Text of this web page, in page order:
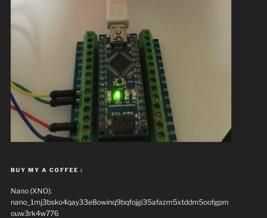
BUY MY A COFFEE :
Nano (XNO):
nano_1mj3bsko4qay33e8owinq9bqfojgi35afazm5xtddm5oofgpm
ouw3rk4w776